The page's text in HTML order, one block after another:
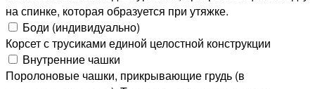
на спинке, которая образуется при утяжке.
Боди (индивидуально)
Корсет с трусиками единой целостной конструкции
Внутренние чашки
Поролоновые чашки, прикрывающие грудь (в